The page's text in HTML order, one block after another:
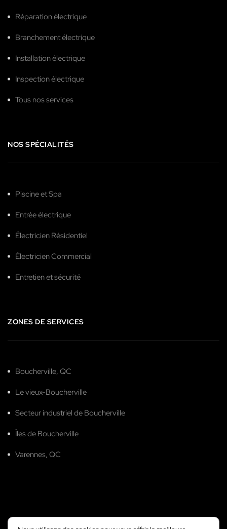
Réparation électrique
Branchement électrique
Installation électrique
Inspection électrique
Tous nos services
NOS SPÉCIALITÉS
Piscine et Spa
Entrée électrique
Électricien Résidentiel
Électricien Commercial
Entretien et sécurité
ZONES DE SERVICES
Boucherville, QC
Le vieux-Boucherville
Secteur industriel de Boucherville
Îles de Boucherville
Varennes, QC